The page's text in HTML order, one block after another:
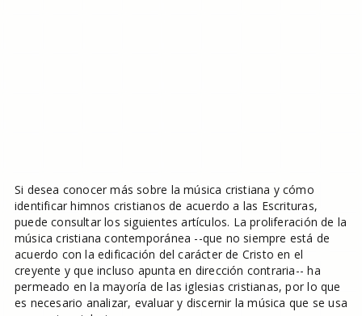
Si desea conocer más sobre la música cristiana y cómo
identificar himnos cristianos de acuerdo a las Escrituras,
puede consultar los siguientes artículos. La proliferación de la
música cristiana contemporánea --que no siempre está de
acuerdo con la edificación del carácter de Cristo en el
creyente y que incluso apunta en dirección contraria-- ha
permeado en la mayoría de las iglesias cristianas, por lo que
es necesario analizar, evaluar y discernir la música que se usa